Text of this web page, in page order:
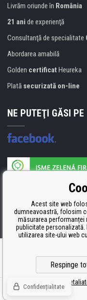
Livrăm oriunde în România
21 ani de experienţă
Consultanţă de specialitate
Abordarea amabilă
Golden certificat Heureka
Plată securizată on-line
NE PUTEŢI GĂSI PE
Producătorul umpluturii de
ISO 9001, ISO 14001 şi
© Toate drepturile
Acest site web
dumneavoastră, folosim
măsurarea performanței
publicitate
utilizarea site-ului web
Respinge
Setări
Confidențialitate